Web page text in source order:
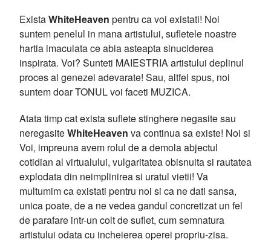
ExistaWhiteHeaven pentru ca voi existati! Noi
suntem penelul in mana artistului, sufletele noastre
hartia imaculata ce abia asteapta sinuciderea
inspirata. Voi? Sunteti MAIESTRIA artistului deplinul
proces al genezei adevarate! Sau, altfel spus, noi
suntem doar TONUL voi faceti MUZICA.
Atata timp cat exista suflete stinghere negasite sau
neregasiteWhiteHeaven va continua sa existe! Noi si
Voi, impreuna avem rolul de a demola abjectul
cotidian al virtualului, vulgaritatea obisnuita si rautatea
explodata din neimplinirea si uratul vietii! Va
multumim ca existati pentru noi si ca ne dati sansa,
unica poate, de a ne vedea gandul concretizat un fel
de parafare intr-un colt de suflet, cum semnatura
artistului odata cu incheierea operei propriu-zisa.